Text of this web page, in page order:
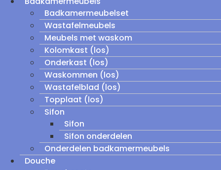
Badkamermeubelset
Wastafelmeubels
Meubels met waskom
Kolomkast (los)
Onderkast (los)
Waskommen (los)
Wastafelblad (los)
Topplaat (los)
Sifon
Sifon
Sifon onderdelen
Onderdelen badkamermeubels
Douche